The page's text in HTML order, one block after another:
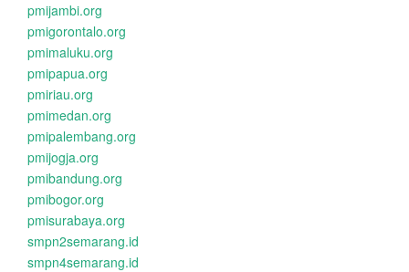
pmijambi.org
pmigorontalo.org
pmimaluku.org
pmipapua.org
pmiriau.org
pmimedan.org
pmipalembang.org
pmijogja.org
pmibandung.org
pmibogor.org
pmisurabaya.org
smpn2semarang.id
smpn4semarang.id